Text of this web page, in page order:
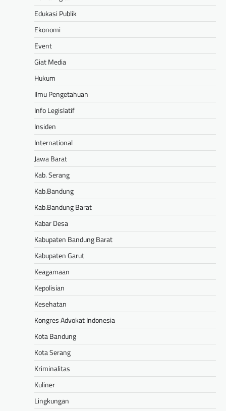
Edukasi Publik
Ekonomi
Event
Giat Media
Hukum
Ilmu Pengetahuan
Info Legislatif
Insiden
International
Jawa Barat
Kab. Serang
Kab.Bandung
Kab.Bandung Barat
Kabar Desa
Kabupaten Bandung Barat
Kabupaten Garut
Keagamaan
Kepolisian
Kesehatan
Kongres Advokat Indonesia
Kota Bandung
Kota Serang
Kriminalitas
Kuliner
Lingkungan